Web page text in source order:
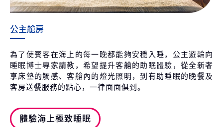
公主艙房
為了使賓客在海上的每一晚都能夠安穩入睡，公主遊輪向
睡眠博士專家請教，希望提升客艙的助眠體驗，從全新奢
享床墊的觸感、客艙內的燈光照明，到有助睡眠的晚餐及
客房送餐服務的點心，一律面面俱到。
體驗海上極致睡眠